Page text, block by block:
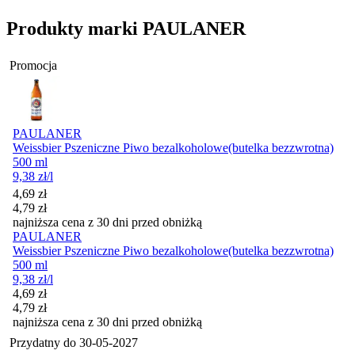
Produkty marki PAULANER
Promocja
PAULANER
Weissbier Pszeniczne Piwo bezalkoholowe(butelka bezzwrotna)
500 ml
9,38 zł/l
Cena promocyjna
4,69 zł
4,79 zł
najniższa cena z 30 dni przed obniżką
PAULANER
Weissbier Pszeniczne Piwo bezalkoholowe(butelka bezzwrotna)
500 ml
9,38 zł/l
Cena promocyjna
4,69 zł
4,79 zł
najniższa cena z 30 dni przed obniżką
Przydatny do 30-05-2027